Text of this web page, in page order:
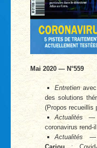
Mai 2020 — N°559
Entretien
des solutions
(Propos recueillis
Actualités
coronavirus rend-
Actualités